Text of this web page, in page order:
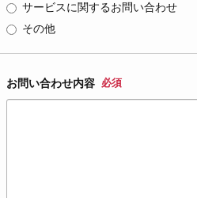
サービスに関するお問い合わせ
その他
お問い合わせ内容 必須